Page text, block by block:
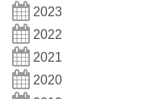
2023
2022
2021
2020